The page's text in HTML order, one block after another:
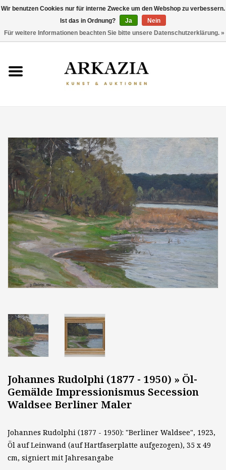
AKTUELLER KATALOG
THEMEN
ENTDECKEN
Johannes Rudolphi (1877 - 1950) » Öl-
Gemälde Impressionismus Secession
Waldsee Berliner Maler
Johannes Rudolphi (1877 - 1950): "Berliner Waldsee", 1923,
Öl auf Leinwand (auf Hartfaserplatte aufgezogen), 35 x 49
cm, signiert mit Jahresangabe
Wir benutzen Cookies nur für interne Zwecke um den Webshop zu verbessern.
Ist das in Ordnung?
Ja
Nein
Für weitere Informationen beachten Sie bitte unsere Datenschutzerklärung. »